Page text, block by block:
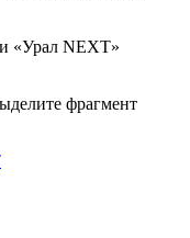
«Урал NEXT»
фрагмент